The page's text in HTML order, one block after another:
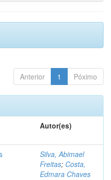
Anterior 1 Póximo
Autor(es)
Silva, Abimael
Freitas; Costa,
Edmara Chaves